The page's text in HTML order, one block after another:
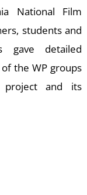
National Film
students and
gave detailed
the WP groups
and its